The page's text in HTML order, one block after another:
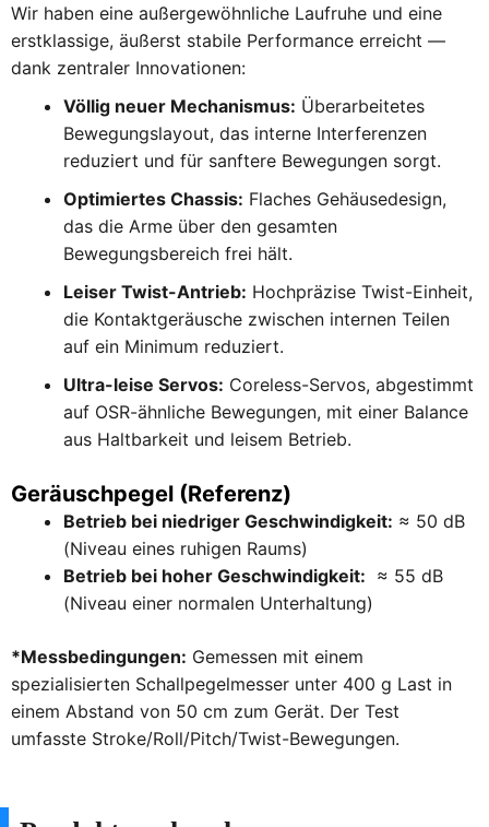
Wir haben eine außergewöhnliche Laufruhe und eine
erstklassige, äußerst stabile Performance erreicht —
dank zentraler Innovationen:
Völlig neuer Mechanismus: Überarbeitetes
Bewegungslayout, das interne Interferenzen
reduziert und für sanftere Bewegungen sorgt.
Optimiertes Chassis: Flaches Gehäusedesign,
das die Arme über den gesamten
Bewegungsbereich frei hält.
Leiser Twist-Antrieb: Hochpräzise Twist-Einheit,
die Kontaktgeräusche zwischen internen Teilen
auf ein Minimum reduziert.
Ultra-leise Servos: Coreless-Servos, abgestimmt
auf OSR-ähnliche Bewegungen, mit einer Balance
aus Haltbarkeit und leisem Betrieb.
Geräuschpegel (Referenz)
Betrieb bei niedriger Geschwindigkeit: ≈ 50 dB
(Niveau eines ruhigen Raums)
Betrieb bei hoher Geschwindigkeit: ≈ 55 dB
(Niveau einer normalen Unterhaltung)
*Messbedingungen: Gemessen mit einem
spezialisierten Schallpegelmesser unter 400 g Last in
einem Abstand von 50 cm zum Gerät. Der Test
umfasste Stroke/Roll/Pitch/Twist-Bewegungen.